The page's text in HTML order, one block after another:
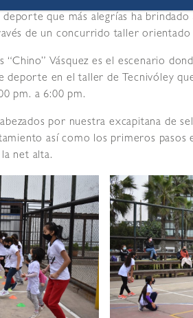
que más alegrías ha
de un concurrido taller orientado
Vásquez es el escenario
deporte en el taller de Tecnivóley
pm. a 6:00 pm.
por nuestra excapitana de
así como los primeros pasos
net alta.